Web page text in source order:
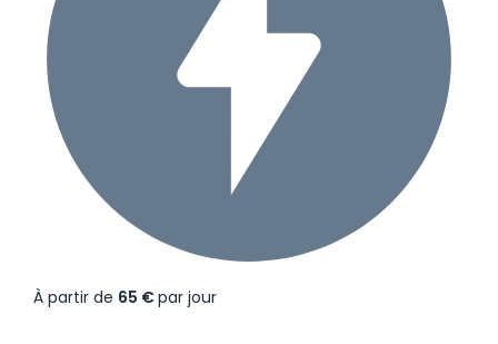
À partir de 65 €par jour